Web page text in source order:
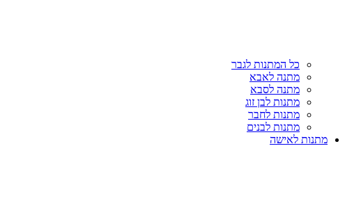
כל המתנות לגבר
מתנה לאבא
מתנה לסבא
מתנות לבן זוג
מתנות לחבר
מתנות לבנים
מתנות לאישה